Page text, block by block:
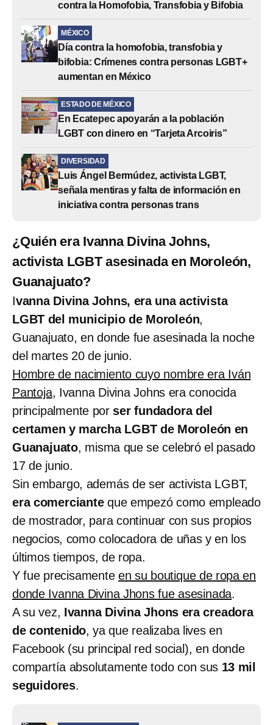
contra la Homofobia, Transfobia y Bifobia
MÉXICO
Día contra la homofobia, transfobia y
bifobia: Crímenes contra personas LGBT+
aumentan en México
ESTADO DE MÉXICO
En Ecatepec apoyarán a la población
LGBT con dinero en “Tarjeta Arcoiris”
DIVERSIDAD
Luis Ángel Bermúdez, activista LGBT,
señala mentiras y falta de información en
iniciativa contra personas trans
¿Quién era Ivanna Divina Johns,
activista LGBT asesinada en Moroleón,
Guanajuato?
Ivanna Divina Johns, era una activista
LGBT del municipio de Moroleón,
Guanajuato, en donde fue asesinada la noche
del martes 20 de junio.
Hombre de nacimiento cuyo nombre era Iván
Pantoja, Ivanna Divina Johns era conocida
principalmente por ser fundadora del
certamen y marcha LGBT de Moroleón en
Guanajuato, misma que se celebró el pasado
17 de junio.
Sin embargo, además de ser activista LGBT,
era comercianteque empezó como empleado
de mostrador, para continuar con sus propios
negocios, como colocadora de uñas y en los
últimos tiempos, de ropa.
Y fue precisamenteen su boutique de ropa en
donde Ivanna Divina Jhons fue asesinada.
A su vez, Ivanna Divina Jhons era creadora
de contenido, ya que realizaba lives en
Facebook (su principal red social), en donde
compartía absolutamente todo con sus 13 mil
seguidores.